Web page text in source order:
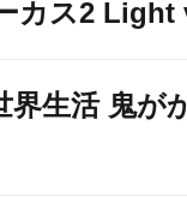
カス2 Light
生活 鬼が